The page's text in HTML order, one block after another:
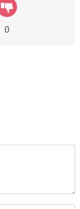
0